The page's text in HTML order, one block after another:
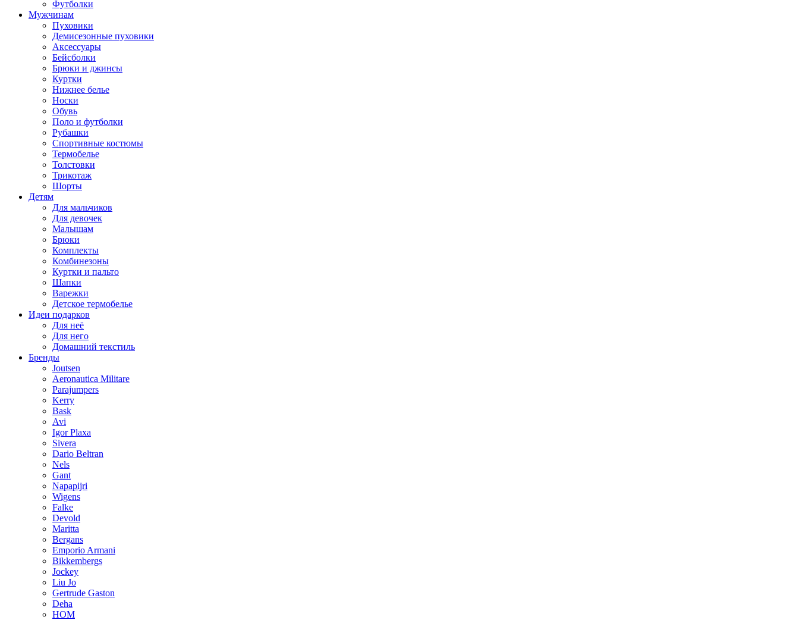
Футболки
Мужчинам
Пуховики
Демисезонные пуховики
Аксессуары
Бейсболки
Брюки и джинсы
Куртки
Нижнее белье
Носки
Обувь
Поло и футболки
Рубашки
Спортивные костюмы
Термобелье
Толстовки
Трикотаж
Шорты
Детям
Для мальчиков
Для девочек
Малышам
Брюки
Комплекты
Комбинезоны
Куртки и пальто
Шапки
Варежки
Детское термобелье
Идеи подарков
Для неё
Для него
Домашний текстиль
Бренды
Joutsen
Aeronautica Militare
Parajumpers
Kerry
Bask
Avi
Igor Plaxa
Sivera
Dario Beltran
Nels
Gant
Napapijri
Wigens
Falke
Devold
Maritta
Bergans
Emporio Armani
Bikkembergs
Jockey
Liu Jo
Gertrude Gaston
Deha
HOM